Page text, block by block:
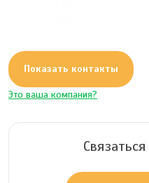
Показать контакты
Это ваша компания?